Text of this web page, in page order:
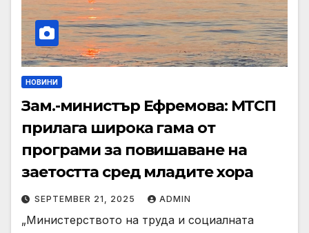
НОВИНИ
Зам.-министър Ефремова: МТСП
прилага широка гама от
програми за повишаване на
заетостта сред младите хора
SEPTEMBER 21, 2025 ADMIN
„Министерството на труда и социалната